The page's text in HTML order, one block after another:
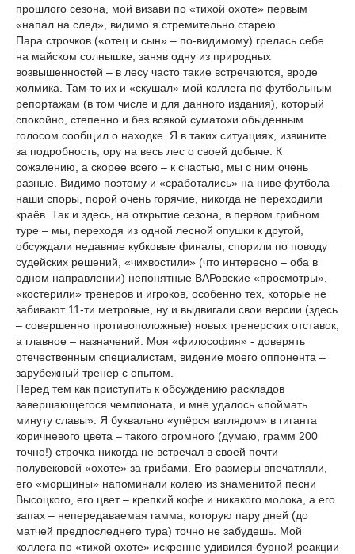
прошлого сезона, мой визави по «тихой охоте» первым
«напал на след», видимо я стремительно старею.
Пара строчков («отец и сын» – по-видимому) грелась себе
на майском солнышке, заняв одну из природных
возвышенностей – в лесу часто такие встречаются, вроде
холмика. Там-то их и «скушал» мой коллега по футбольным
репортажам (в том числе и для данного издания), который
спокойно, степенно и без всякой суматохи обыденным
голосом сообщил о находке. Я в таких ситуациях, извините
за подробность, ору на весь лес о своей добыче. К
сожалению, а скорее всего – к счастью, мы с ним очень
разные. Видимо поэтому и «сработались» на ниве футбола –
наши споры, порой очень горячие, никогда не переходили
краёв. Так и здесь, на открытие сезона, в первом грибном
туре – мы, переходя из одной лесной опушки к другой,
обсуждали недавние кубковые финалы, спорили по поводу
судейских решений, «чихвостили» (что интересно – оба в
одном направлении) непонятные ВАРовские «просмотры»,
«костерили» тренеров и игроков, особенно тех, которые не
забивают 11-ти метровые, ну и выдвигали свои версии (здесь
– совершенно противоположные) новых тренерских отставок,
а главное – назначений. Моя «философия» - доверять
отечественным специалистам, видение моего оппонента –
зарубежный тренер с опытом.
Перед тем как приступить к обсуждению раскладов
завершающегося чемпионата, и мне удалось «поймать
минуту славы». Я буквально «упёрся взглядом» в гиганта
коричневого цвета – такого огромного (думаю, грамм 200
точно!) строчка никогда не встречал в своей почти
полувековой «охоте» за грибами. Его размеры впечатляли,
его «морщины» напоминали колею из знаменитой песни
Высоцкого, его цвет – крепкий кофе и никакого молока, а его
запах – непередаваемая гамма, которую пару дней (до
матчей предпоследнего тура) точно не забудешь. Мой
коллега по «тихой охоте» искренне удивился бурной реакции